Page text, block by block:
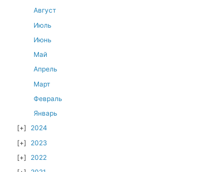
Август
Июль
Июнь
Май
Апрель
Март
Февраль
Январь
2024
2023
2022